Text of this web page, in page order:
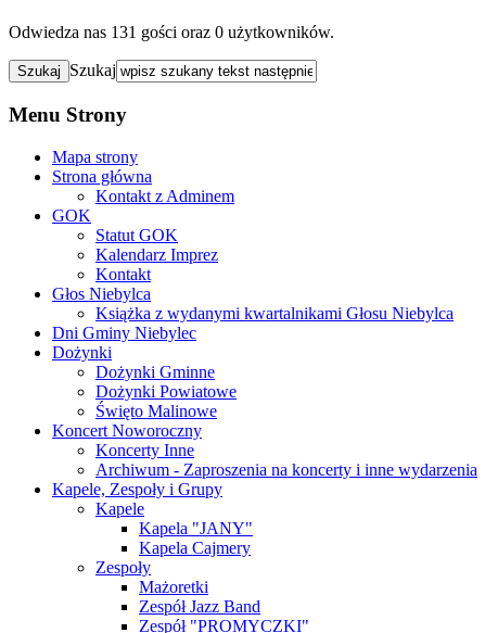
Odwiedza nas 131 gości oraz 0 użytkowników.
Szukaj
Menu Strony
Mapa strony
Strona główna
Kontakt z Adminem
GOK
Statut GOK
Kalendarz Imprez
Kontakt
Głos Niebylca
Książka z wydanymi kwartalnikami Głosu Niebylca
Dni Gminy Niebylec
Dożynki
Dożynki Gminne
Dożynki Powiatowe
Święto Malinowe
Koncert Noworoczny
Koncerty Inne
Archiwum - Zaproszenia na koncerty i inne wydarzenia
Kapele, Zespoły i Grupy
Kapele
Kapela "JANY"
Kapela Cajmery
Zespoły
Mażoretki
Zespół Jazz Band
Zespół "PROMYCZKI"